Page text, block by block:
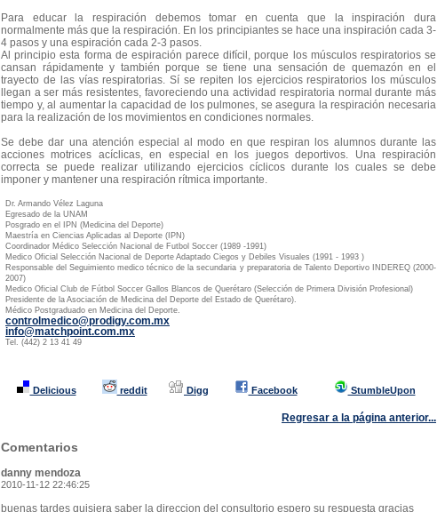
Para educar la respiración debemos tomar en cuenta que la inspiración dura
normalmente más que la respiración. En los principiantes se hace una inspiración cada 3-
4 pasos y una espiración cada 2-3 pasos.
Al principio esta forma de espiración parece difícil, porque los músculos respiratorios se
cansan rápidamente y también porque se tiene una sensación de quemazón en el
trayecto de las vías respiratorias. Sí se repiten los ejercicios respiratorios los músculos
llegan a ser más resistentes, favoreciendo una actividad respiratoria normal durante más
tiempo y, al aumentar la capacidad de los pulmones, se asegura la respiración necesaria
para la realización de los movimientos en condiciones normales.
Se debe dar una atención especial al modo en que respiran los alumnos durante las
acciones motrices acíclicas, en especial en los juegos deportivos. Una respiración
correcta se puede realizar utilizando ejercicios cíclicos durante los cuales se debe
imponer y mantener una respiración rítmica importante.
Dr. Armando Vélez Laguna
Egresado de la UNAM
Posgrado en el IPN (Medicina del Deporte)
Maestría en Ciencias Aplicadas al Deporte (IPN)
Coordinador Médico Selección Nacional de Futbol Soccer (1989 -1991)
Medico Oficial Selección Nacional de Deporte Adaptado Ciegos y Debiles Visuales (1991 - 1993 )
Responsable del Seguimiento medico técnico de la secundaria y preparatoria de Talento Deportivo INDEREQ (2000-
2007)
Medico Oficial Club de Fútbol Soccer Gallos Blancos de Querétaro (Selección de Primera División Profesional)
Presidente de la Asociación de Medicina del Deporte del Estado de Querétaro).
Médico Postgraduado en Medicina del Deporte.
controlmedico@prodigy.com.mx
info@matchpoint.com.mx
Tel. (442) 2 13 41 49
Delicious reddit Digg Facebook StumbleUpon
Regresar a la página anterior...
Comentarios
danny mendoza
2010-11-12 22:46:25
buenas tardes quisiera saber la direccion del consultorio espero su respuesta gracias